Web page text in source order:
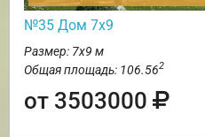
№35 Дом 7х9
Размер: 7х9 м
Общая площадь: 106.562
от 3503000